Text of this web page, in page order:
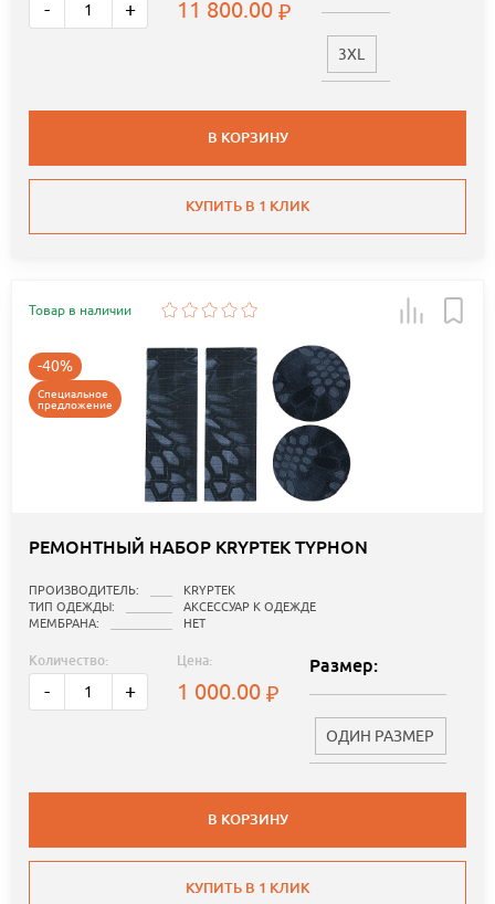
- + 11 800.00
3XL
В КОРЗИНУ
КУПИТЬ В 1 КЛИК
Товар в наличии
-40%
Специальное
предложение
РЕМОНТНЫЙ НАБОР KRYPTEK TYPHON
ПРОИЗВОДИТЕЛЬ:
KRYPTEK
ТИП ОДЕЖДЫ:
АКСЕССУАР К ОДЕЖДЕ
МЕМБРАНА:
НЕТ
Количество:
- +
Цена:
1 000.00
Размер:
ОДИН РАЗМЕР
В КОРЗИНУ
КУПИТЬ В 1 КЛИК